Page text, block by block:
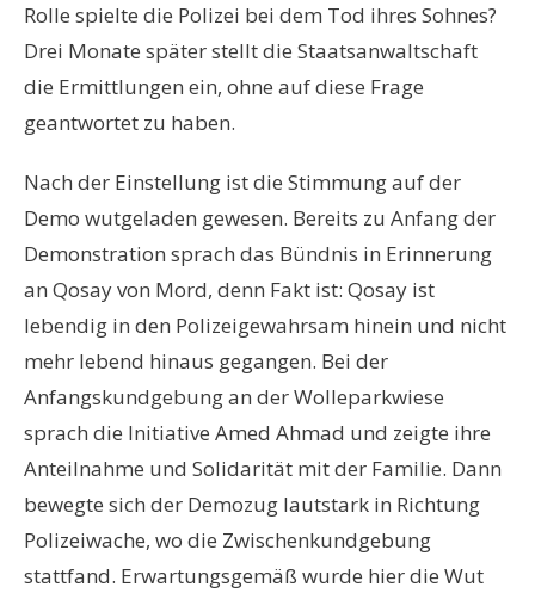
Rolle spielte die Polizei bei dem Tod ihres Sohnes?
Drei Monate später stellt die Staatsanwaltschaft
die Ermittlungen ein, ohne auf diese Frage
geantwortet zu haben.
Nach der Einstellung ist die Stimmung auf der
Demo wutgeladen gewesen. Bereits zu Anfang der
Demonstration sprach das Bündnis in Erinnerung
an Qosay von Mord, denn Fakt ist: Qosay ist
lebendig in den Polizeigewahrsam hinein und nicht
mehr lebend hinaus gegangen. Bei der
Anfangskundgebung an der Wolleparkwiese
sprach die Initiative Amed Ahmad und zeigte ihre
Anteilnahme und Solidarität mit der Familie. Dann
bewegte sich der Demozug lautstark in Richtung
Polizeiwache, wo die Zwischenkundgebung
stattfand. Erwartungsgemäß wurde hier die Wut